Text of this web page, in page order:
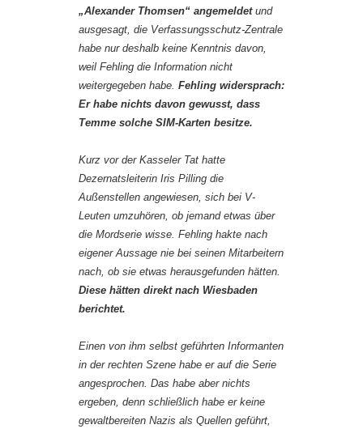
„Alexander Thomsen“ angemeldetund
ausgesagt, die Verfassungsschutz-Zentrale
habe nur deshalb keine Kenntnis davon,
weil Fehling die Information nicht
weitergegeben habe. Fehling widersprach:
Er habe nichts davon gewusst, dass
Temme solche SIM-Karten besitze.
Kurz vor der Kasseler Tat hatte
Dezernatsleiterin Iris Pilling die
Außenstellen angewiesen, sich bei V-
Leuten umzuhören, ob jemand etwas über
die Mordserie wisse. Fehling hakte nach
eigener Aussage nie bei seinen Mitarbeitern
nach, ob sie etwas herausgefunden hätten.
Diese hätten direkt nach Wiesbaden
berichtet.
Einen von ihm selbst geführten Informanten
in der rechten Szene habe er auf die Serie
angesprochen. Das habe aber nichts
ergeben, denn schließlich habe er keine
gewaltbereiten Nazis als Quellen geführt,